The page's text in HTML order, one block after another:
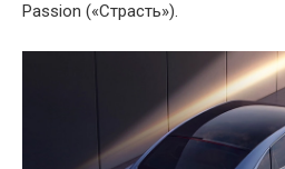
Passion («Страсть»).